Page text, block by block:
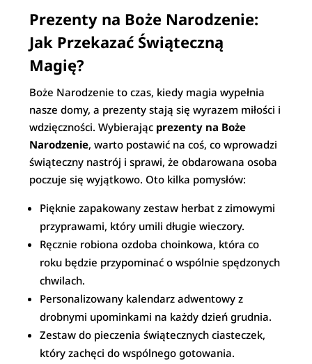
Prezenty na Boże Narodzenie:
Jak Przekazać Świąteczną
Magię?
Boże Narodzenie to czas, kiedy magia wypełnia
nasze domy, a prezenty stają się wyrazem miłości i
wdzięczności. Wybierając prezenty na Boże
Narodzenie, warto postawić na coś, co wprowadzi
świąteczny nastrój i sprawi, że obdarowana osoba
poczuje się wyjątkowo. Oto kilka pomysłów:
Pięknie zapakowany zestaw herbat z zimowymi
przyprawami, który umili długie wieczory.
Ręcznie robiona ozdoba choinkowa, która co
roku będzie przypominać o wspólnie spędzonych
chwilach.
Personalizowany kalendarz adwentowy z
drobnymi upominkami na każdy dzień grudnia.
Zestaw do pieczenia świątecznych ciasteczek,
który zachęci do wspólnego gotowania.